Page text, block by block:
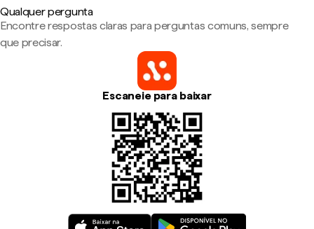
Qualquer pergunta
Encontre respostas claras para perguntas comuns, sempre
que precisar.
Escaneie para baixar